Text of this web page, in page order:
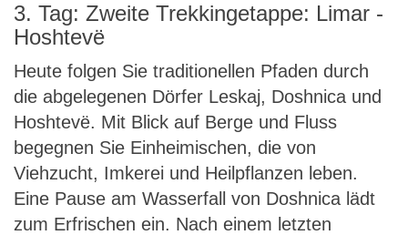
3. Tag: Zweite Trekkingetappe: Limar -
Hoshtevë
Heute folgen Sie traditionellen Pfaden durch
die abgelegenen Dörfer Leskaj, Doshnica und
Hoshtevë. Mit Blick auf Berge und Fluss
begegnen Sie Einheimischen, die von
Viehzucht, Imkerei und Heilpflanzen leben.
Eine Pause am Wasserfall von Doshnica lädt
zum Erfrischen ein. Nach einem letzten